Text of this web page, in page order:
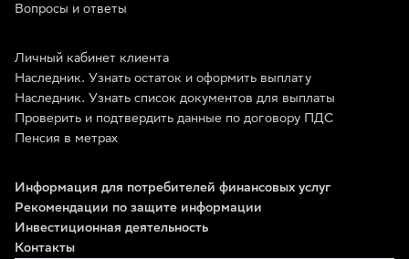
Вопросы и ответы
Личный кабинет клиента
Наследник. Узнать остаток и оформить выплату
Наследник. Узнать список документов для выплаты
Проверить и подтвердить данные по договору ПДС
Пенсия в метрах
Информация для потребителей финансовых услуг
Рекомендации по защите информации
Инвестиционная деятельность
Контакты